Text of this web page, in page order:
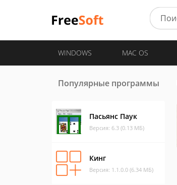
WINDOWS MAC OS
Популярные программы
Пасьянс Паук
Версия: 6.3 (0.13 МБ)
Кинг
Версия: 1.1.0.0 (6.34 МБ)